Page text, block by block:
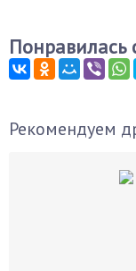
Понравилась
Рекомендуем